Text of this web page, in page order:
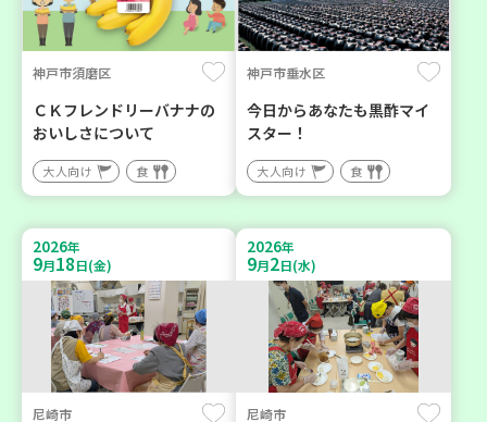
神戸市須磨区
ＣＫフレンドリーバナナの
おいしさについて
大人向け 食
神戸市垂水区
今日からあなたも黒酢マイ
スター！
大人向け 食
2026年
9月18日(金)
尼崎市
2026年
9月2日(水)
尼崎市